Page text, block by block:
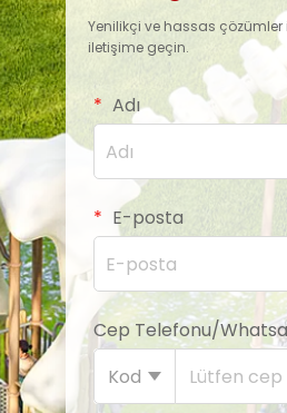
Yenilikçi ve hassas
iletişime geçin.
Adı
E-posta
Cep Telefonu/
Kod